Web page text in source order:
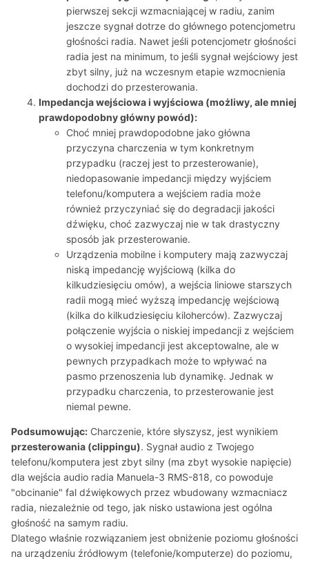
pierwszej sekcji wzmacniającej w radiu, zanim
jeszcze sygnał dotrze do głównego potencjometru
głośności radia. Nawet jeśli potencjometr głośności
radia jest na minimum, to jeśli sygnał wejściowy jest
zbyt silny, już na wczesnym etapie wzmocnienia
dochodzi do przesterowania.
Impedancja wejściowa i wyjściowa (możliwy, ale mniej
prawdopodobny główny powód):
Choć mniej prawdopodobne jako główna
przyczyna charczenia w tym konkretnym
przypadku (raczej jest to przesterowanie),
niedopasowanie impedancji między wyjściem
telefonu/komputera a wejściem radia może
również przyczyniać się do degradacji jakości
dźwięku, choć zazwyczaj nie w tak drastyczny
sposób jak przesterowanie.
Urządzenia mobilne i komputery mają zazwyczaj
niską impedancję wyjściową (kilka do
kilkudziesięciu omów), a wejścia liniowe starszych
radii mogą mieć wyższą impedancję wejściową
(kilka do kilkudziesięciu kiloherców). Zazwyczaj
połączenie wyjścia o niskiej impedancji z wejściem
o wysokiej impedancji jest akceptowalne, ale w
pewnych przypadkach może to wpływać na
pasmo przenoszenia lub dynamikę. Jednak w
przypadku charczenia, to przesterowanie jest
niemal pewne.
Podsumowując: Charczenie, które słyszysz, jest wynikiem
przesterowania (clippingu). Sygnał audio z Twojego
telefonu/komputera jest zbyt silny (ma zbyt wysokie napięcie)
dla wejścia audio radia Manuela-3 RMS-818, co powoduje
"obcinanie" fal dźwiękowych przez wbudowany wzmacniacz
radia, niezależnie od tego, jak nisko ustawiona jest ogólna
głośność na samym radiu.
Dlatego właśnie rozwiązaniem jest obniżenie poziomu głośności
na urządzeniu źródłowym (telefonie/komputerze) do poziomu,